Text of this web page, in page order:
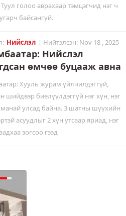
голоо аврахаар тэмцэгчид нэг ч
байсангүй.
Нийслэл | Нийтэлсэн: Nov 18 , 2025
Нийслэл
өмчөө буцааж авна
Хууль журам үйлчилдэггүй,
шийдвэр биелүүлдэггүй нэг хүн, нэг
манай улсад байна. 3 шатны шүүхийн
асуудлыг 2 хүн утсаар яриад, нэг
зогсоо гээд